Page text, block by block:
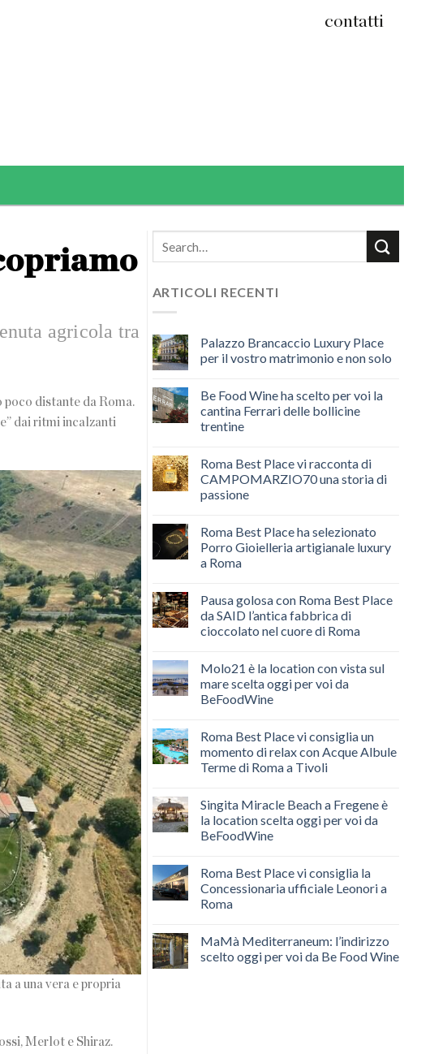
contatti
agricola tra
distante da Roma.
dai ritmi incalzanti
a una vera e propria
Merlot e Shiraz.
ARTICOLI RECENTI
Palazzo Brancaccio Luxury Place
per il vostro matrimonio e non solo
Be Food Wine ha scelto per voi la
cantina Ferrari delle bollicine
trentine
Roma Best Place vi racconta di
CAMPOMARZIO70 una storia di
passione
Roma Best Place ha selezionato
Porro Gioielleria artigianale luxury
a Roma
Pausa golosa con Roma Best Place
da SAID l’antica fabbrica di
cioccolato nel cuore di Roma
Molo21 è la location con vista sul
mare scelta oggi per voi da
BeFoodWine
Roma Best Place vi consiglia un
momento di relax con Acque Albule
Terme di Roma a Tivoli
Singita Miracle Beach a Fregene è
la location scelta oggi per voi da
BeFoodWine
Roma Best Place vi consiglia la
Concessionaria ufficiale Leonori a
Roma
MaMà Mediterraneum: l’indirizzo
scelto oggi per voi da Be Food Wine